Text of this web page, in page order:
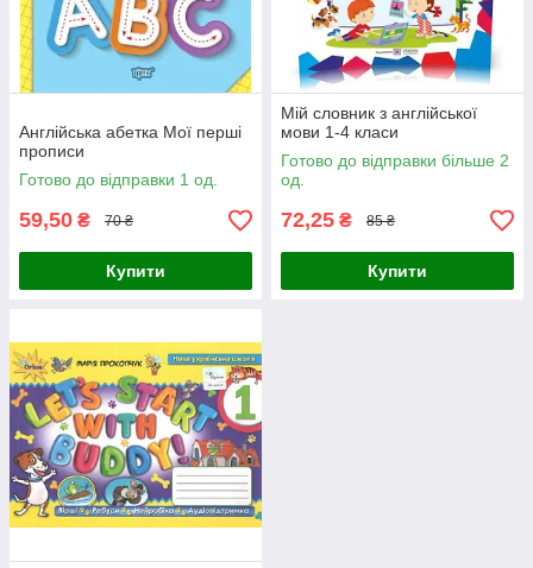
Англійська абетка Мої перші
прописи
Готово до відправки 1 од.
59,50 ₴ 70 ₴
Купити
Мій словник з англійської
мови 1-4 класи
Готово до відправки більше 2
од.
72,25 ₴ 85 ₴
Купити